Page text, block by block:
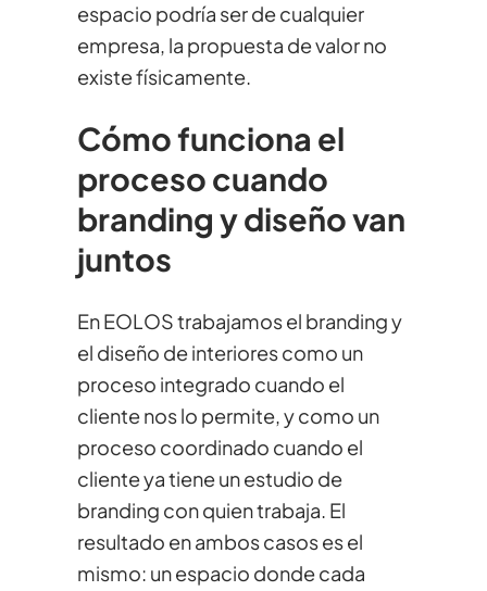
espacio podría ser de cualquier
empresa, la propuesta de valor no
existe físicamente.
Cómo funciona el
proceso cuando
branding y diseño van
juntos
En EOLOS trabajamos el branding y
el diseño de interiores como un
proceso integrado cuando el
cliente nos lo permite, y como un
proceso coordinado cuando el
cliente ya tiene un estudio de
branding con quien trabaja. El
resultado en ambos casos es el
mismo: un espacio donde cada